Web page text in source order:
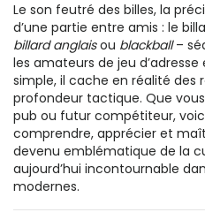
Le son feutré des billes, la
d’une partie entre amis : le
billard anglaisou blackball–
les amateurs de jeu
simple, il cache en réalité des
profondeur tactique. Que
pub ou futur compétiteur,
comprendre, apprécier et
devenu emblématique de la
aujourd’hui incontournable
modernes.